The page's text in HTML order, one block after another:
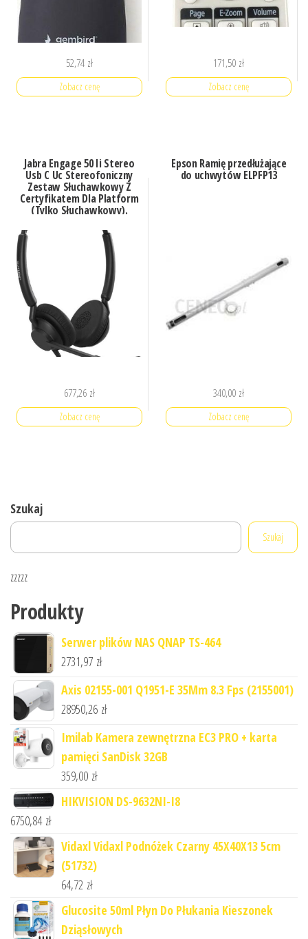
52,74 zł
Zobacz cenę
171,50 zł
Zobacz cenę
Jabra Engage 50 Ii Stereo
Usb C Uc Stereofoniczny
Zestaw Słuchawkowy Z
Certyfikatem Dla Platform
(Tylko Słuchawkowy).
677,26 zł
Zobacz cenę
Epson Ramię przedłużające
do uchwytów ELPFP13
340,00 zł
Zobacz cenę
Szukaj
Szukaj
zzzzz
Produkty
Serwer plików NAS QNAP TS-464
2731,97 zł
Axis 02155-001 Q1951-E 35Mm 8.3 Fps (2155001)
28950,26 zł
Imilab Kamera zewnętrzna EC3 PRO + karta
pamięci SanDisk 32GB
359,00 zł
HIKVISION DS-9632NI-I8
6750,84 zł
Vidaxl Vidaxl Podnóżek Czarny 45X40X13 5cm
(51732)
64,72 zł
Glucosite 50ml Płyn Do Płukania Kieszonek
Dziąsłowych